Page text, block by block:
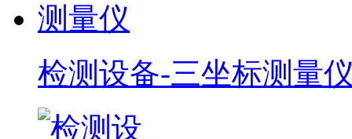
检测设备-三坐标测量